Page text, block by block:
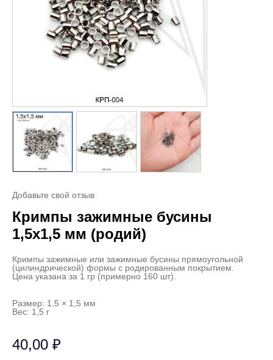
Добавьте свой отзыв
Кримпы зажимные бусины
1,5х1,5 мм (родий)
Кримпы зажимные или зажимные бусины прямоугольной
(цилиндрической) формы с родированным покрытием.
Цена указана за 1 гр (примерно 160 шт).
Размер: 1,5 × 1,5 мм
Вес: 1,5 г
40,00 ₽